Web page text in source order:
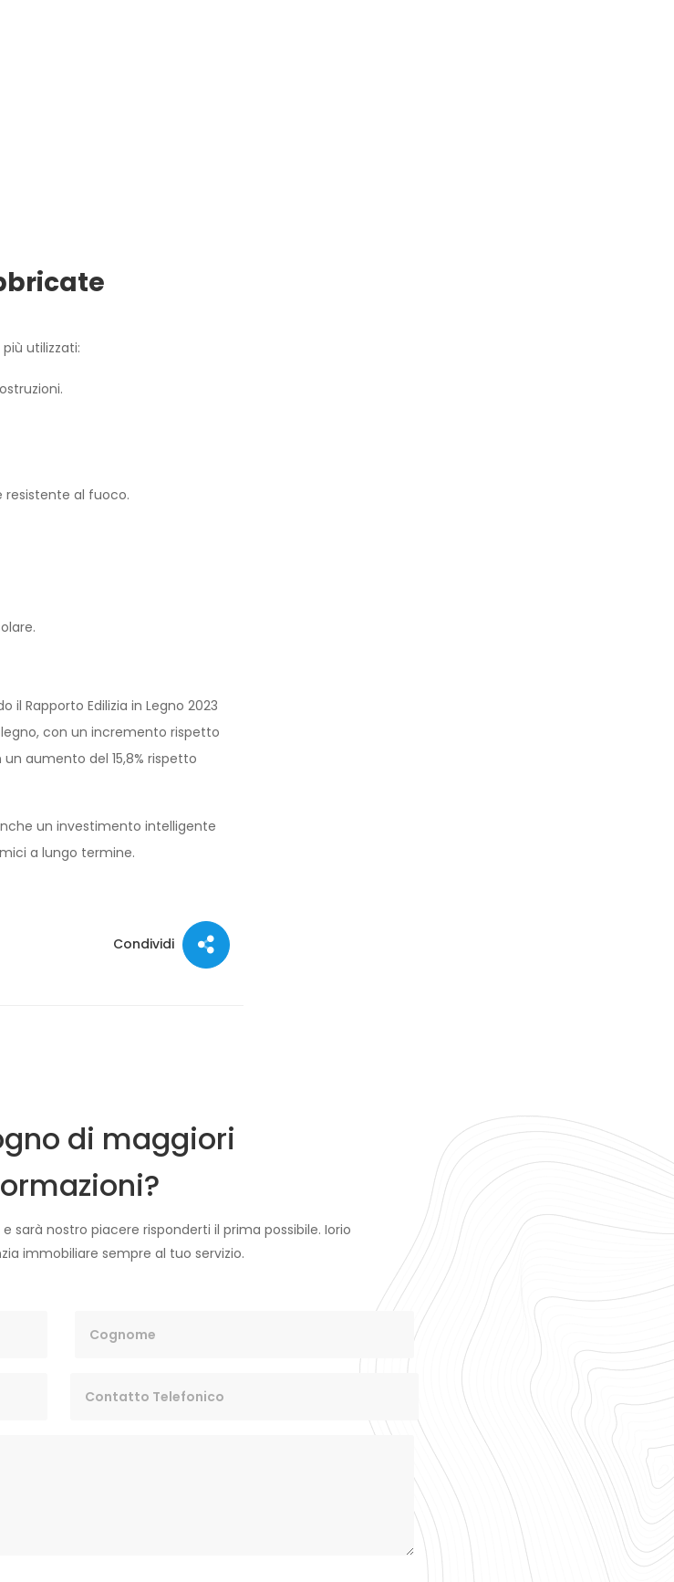
utilizzati:
resistente al fuoco.
Rapporto Edilizia in Legno 2023
con un incremento rispetto
aumento del 15,8% rispetto
un investimento intelligente
a lungo termine.
Condividi
di maggiori
sarà nostro piacere risponderti il prima possibile. Iorio
immobiliare sempre al tuo servizio.